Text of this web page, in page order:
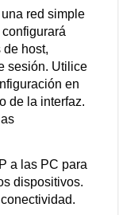
red simple
host,
sesión. Utilice
en
de la interfaz.
a las PC para
dispositivos.